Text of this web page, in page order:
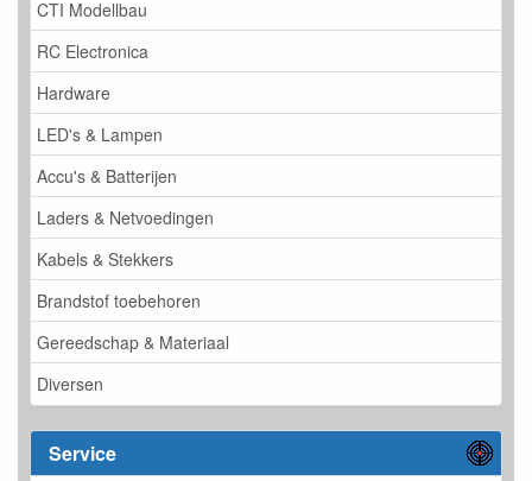
CTI Modellbau
RC Electronica
Hardware
LED's & Lampen
Accu's & Batterijen
Laders & Netvoedingen
Kabels & Stekkers
Brandstof toebehoren
Gereedschap & Materiaal
Diversen
Service